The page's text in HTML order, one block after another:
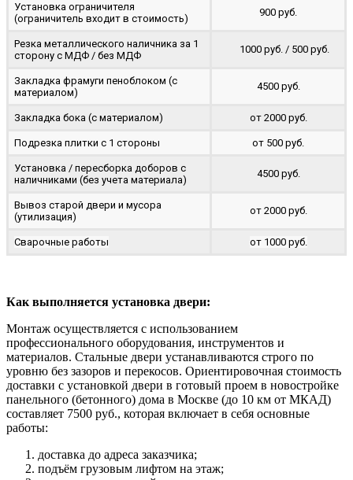
Установка ограничителя
(ограничитель входит в стоимость)
900 руб.
Резка металлического наличника за 1
сторону с МДФ / без МДФ
1000 руб. / 500 руб.
Закладка фрамуги пеноблоком (с
материалом)
4500 руб.
Закладка бока (с материалом) от 2000 руб.
Подрезка плитки с 1 стороны от 500 руб.
Установка / пересборка доборов с
наличниками (без учета материала)
4500 руб.
Вывоз старой двери и мусора
(утилизация)
от 2000 руб.
Сварочные работы от 1000 руб.
Как выполняется установка двери:
Монтаж осуществляется с использованием
профессионального оборудования, инструментов и
материалов. Стальные двери устанавливаются строго по
уровню без зазоров и перекосов. Ориентировочная стоимость
доставки с установкой двери в готовый проем в новостройке
панельного (бетонного) дома в Москве (до 10 км от МКАД)
составляет 7500 руб., которая включает в себя основные
работы:
доставка до адреса заказчика;
подъём грузовым лифтом на этаж;